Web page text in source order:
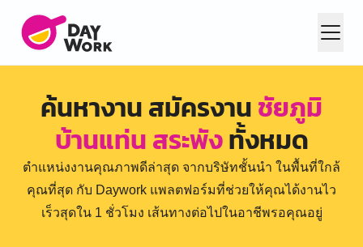
ค้นหางาน สมัครงานชัยภูมิ
บ้านแท่น สระพังทั้งหมด
ตำแหน่งงานคุณภาพดีล่าสุด จากบริษัทชั้นนำ ในพื้นที่ใกล้
คุณที่สุด กับ Daywork แพลตฟอร์มที่ช่วยให้คุณได้งานไว
เร็วสุดใน 1 ชั่วโมง เส้นทางต่อไปในอาชีพรอคุณอยู่